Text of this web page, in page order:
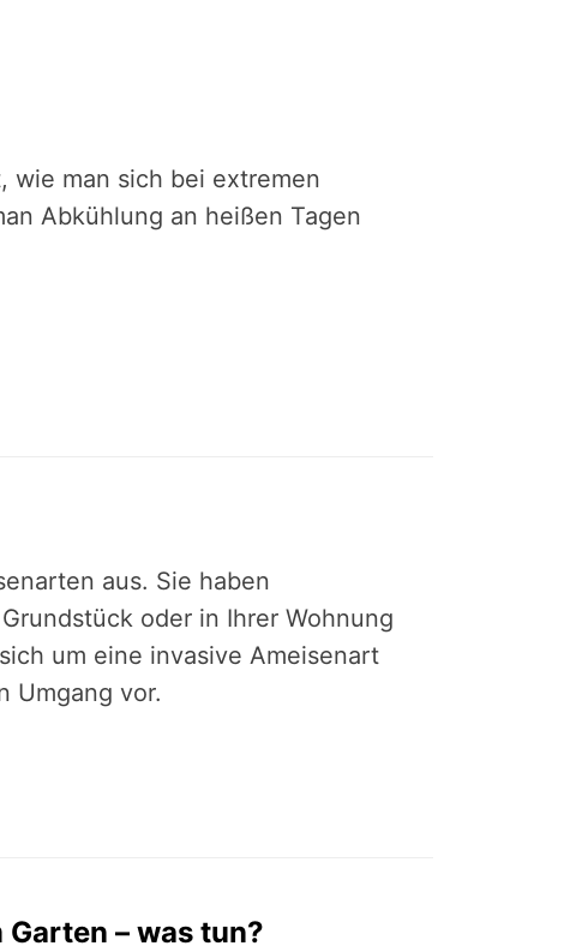
wie man sich bei extremen
Abkühlung an heißen Tagen
aus. Sie haben
oder in Ihrer Wohnung
um eine invasive Ameisenart
Umgang vor.
– was tun?